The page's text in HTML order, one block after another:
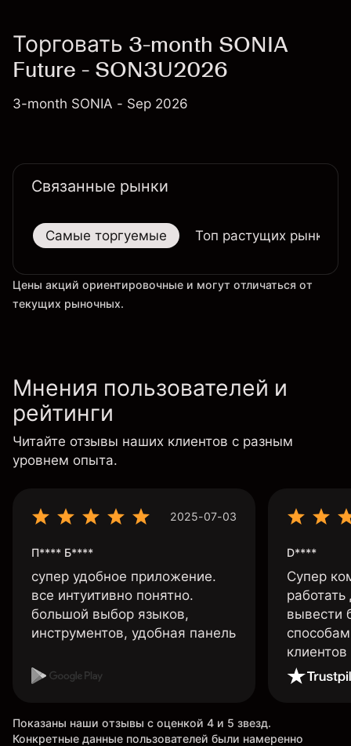
Торговать 3-month SONIA
Future - SON3U2026
3-month SONIA - Sep 2026
Связанные рынки
Самые торгуемые Топ растущих рынков
Цены акций ориентировочные и могут отличаться от
текущих рыночных.
Мнения пользователей и
рейтинги
Читайте отзывы наших клиентов с разным
уровнем опыта.
2025-07-03
П**** Б****
супер удобное приложение.
все интуитивно понятно.
большой выбор языков,
инструментов, удобная панель
D****
Супер
вывести
Показаны наши отзывы с оценкой 4 и 5 звезд.
Конкретные данные пользователей были намеренно